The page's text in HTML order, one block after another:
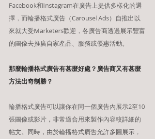
Facebook和Instagram在廣告上提供多樣化的選
擇，而輪播格式廣告（Carousel Ads）自推出以
來就大受Marketers歡迎，各廣告商透過展示豐富
的圖像去推廣自家產品、服務或優惠活動。
那麼輪播格式廣告有甚麼好處？廣告商又有甚麼
方法出奇制勝？
輪播格式廣告可以讓你在同一個廣告內展示2至10
張圖像或影片，非常適合用來製作內容較詳細的
帖文。同時，由於輪播格式廣告允許多圖展示，